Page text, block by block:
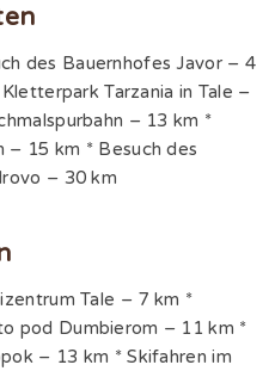
des Bauernhofes Javor – 4
Tarzania in Tale –
– 13 km *
– 15 km * Besuch des
– 30 km
Tale – 7 km *
pod Dumbierom – 11 km *
– 13 km * Skifahren im